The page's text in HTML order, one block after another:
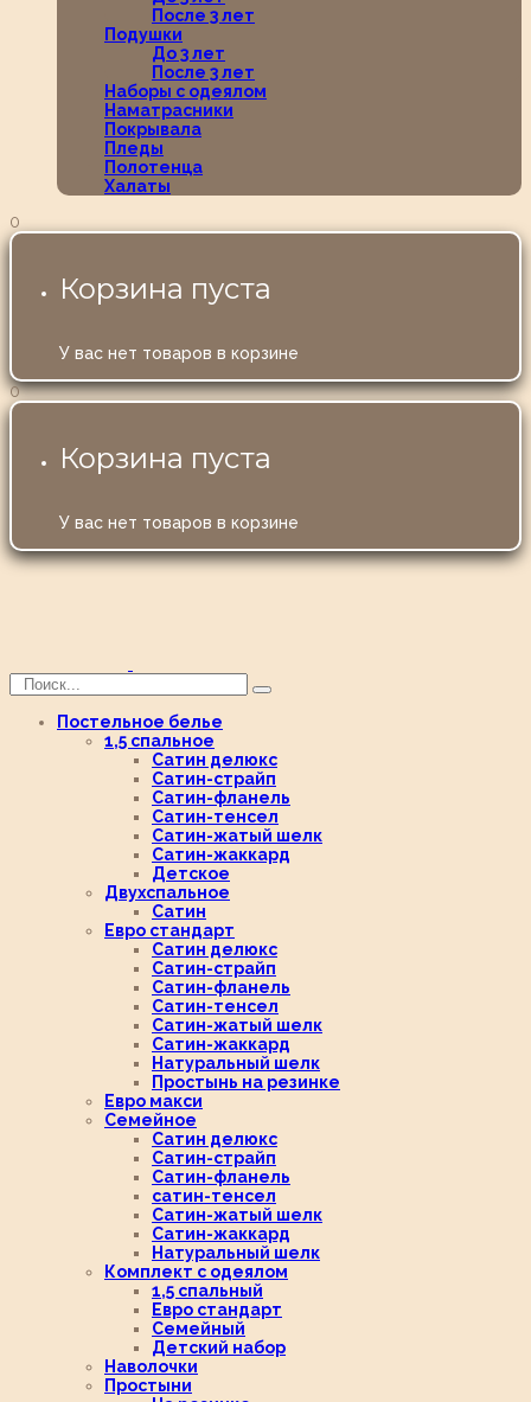
После 3 лет
Подушки
До 3 лет
После 3 лет
Наборы с одеялом
Наматрасники
Покрывала
Пледы
Полотенца
Халаты
0
Корзина пуста
У вас нет товаров в корзине
0
Корзина пуста
У вас нет товаров в корзине
Постельное белье
1,5 спальное
Сатин делюкс
Сатин-страйп
Сатин-фланель
Сатин-тенсел
Сатин-жатый шелк
Сатин-жаккард
Детское
Двухспальное
Сатин
Евро стандарт
Сатин делюкс
Сатин-страйп
Сатин-фланель
Сатин-тенсел
Сатин-жатый шелк
Сатин-жаккард
Натуральный шелк
Простынь на резинке
Евро макси
Семейное
Сатин делюкс
Сатин-страйп
Сатин-фланель
сатин-тенсел
Сатин-жатый шелк
Сатин-жаккард
Натуральный шелк
Комплект с одеялом
1,5 спальный
Евро стандарт
Семейный
Детский набор
Наволочки
Простыни